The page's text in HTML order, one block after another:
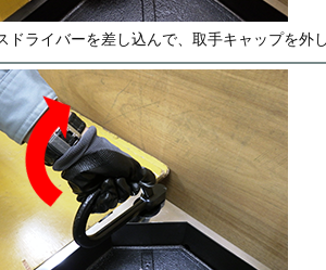
ドライバーを差し込んで、取手キャップを外